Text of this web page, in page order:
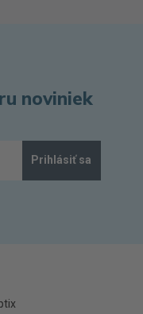
noviniek
Prihlásiť sa